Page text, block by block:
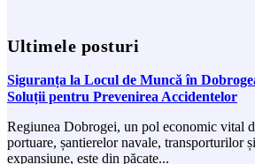
Ultimele posturi
Siguranța la Locul de Muncă în
Soluții pentru Prevenirea Accidentelor
Regiunea Dobrogei, un pol economic vital
portuare, șantierelor navale, transporturilor
expansiune, este din păcate...